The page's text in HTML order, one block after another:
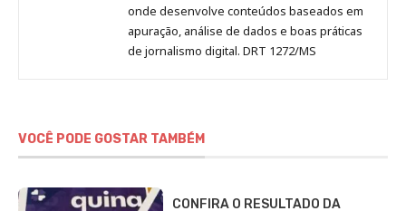
onde desenvolve conteúdos baseados em
apuração, análise de dados e boas práticas
de jornalismo digital. DRT 1272/MS
VOCÊ PODE GOSTAR TAMBÉM
CONFIRA O RESULTADO DA